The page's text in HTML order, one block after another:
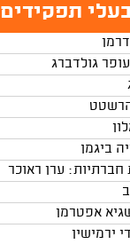
תפקידים
גולדברג
הרשטט
ביגמן
ערן ראוכר
אפטרמן
ירמישין